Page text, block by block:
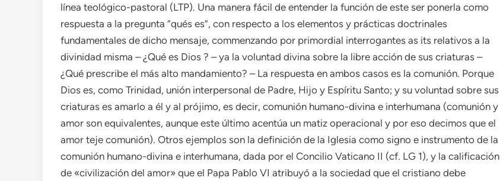
línea teológico-pastoral (LTP). Una manera fácil de entender la función de este ser ponerla como
respuesta a la pregunta “qués es”, con respecto a los elementos y prácticas doctrinales
fundamentales de dicho mensaje, commenzando por primordial interrogantes as its relativos a la
divinidad misma – ¿Qué es Dios ? – ya la voluntad divina sobre la libre acción de sus criaturas –
¿Qué prescribe el más alto mandamiento? – La respuesta en ambos casos es la comunión. Porque
Dios es, como Trinidad, unión interpersonal de Padre, Hijo y Espíritu Santo; y su voluntad sobre sus
criaturas es amarlo a él y al prójimo, es decir, comunión humano-divina e interhumana (comunión y
amor son equivalentes, aunque este último acentúa un matiz operacional y por eso decimos que el
amor teje comunión). Otros ejemplos son la definición de la Iglesia como signo e instrumento de la
comunión humano-divina e interhumana, dada por el Concilio Vaticano II (cf. LG 1), y la calificación
de «civilización del amor» que el Papa Pablo VI atribuyó a la sociedad que el cristiano debe